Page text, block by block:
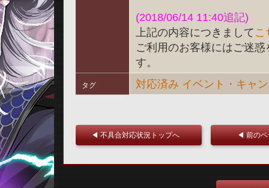
(2018/06/14 11:40追記)
上記の内容につきましてこ
ご利用のお客様にはご迷
す。
タグ 対応済み イベント・キャ
◀ 不具合対応状況トップへ ◀ 前の